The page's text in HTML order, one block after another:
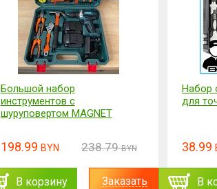
Большой набор
инструментов с
шуруповертом MAGNET
198.99 BYN 238.79 BYN
В корзину Заказать
Набор
для
38.99
В